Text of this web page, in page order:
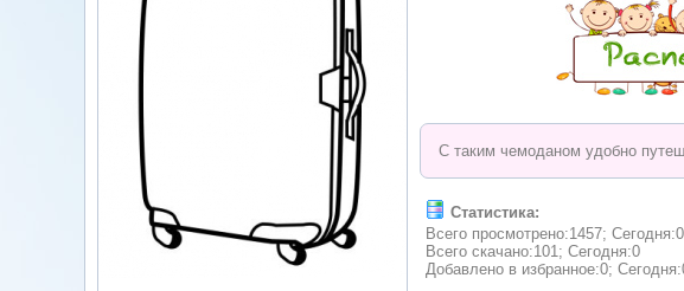
С таким чемоданом удобно
Статистика:
Всего просмотрено:1457; Сегодня:0
Всего скачано:101; Сегодня:0
Добавлено в избранное:0;